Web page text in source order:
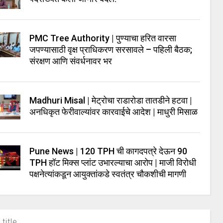
PMC Tree Authority | पुण्याचा हरित वारसा
जपण्यासाठी वृक्ष प्राधिकरण सरसावले – पहिली बैठक;
संरक्षण आणि संवर्धनावर भर
Madhuri Misal | मेट्रोचा राडारोडा तातडीने हटवा |
अनधिकृत फेरीवाल्यांवर कारवाईचे आदेश | माधुरी मिसाळ
Pune News | 120 TPH ची कागदपत्रे देऊन 90
TPH हॉट मिक्स प्लांट उभारल्याचा आरोप | माजी विरोधी
पक्षनेत्यांकडून आयुक्तांकडे स्वतंत्र चौकशीची मागणी